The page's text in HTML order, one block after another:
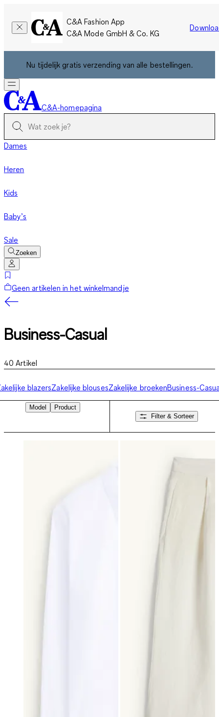
C&A Fashion App
C&A Mode GmbH & Co. KG
Nu tijdelijk gratis verzending van alle bestellingen.
C&A-homepagina
Dames
Heren
Kids
Baby’s
Sale
Zoeken
Geen artikelen in het winkelmandje
Business-Casual
40 Artikel
blazersZakelijke blousesZakelijke broekenBusiness-
Model
Product
Filter & Sorteer